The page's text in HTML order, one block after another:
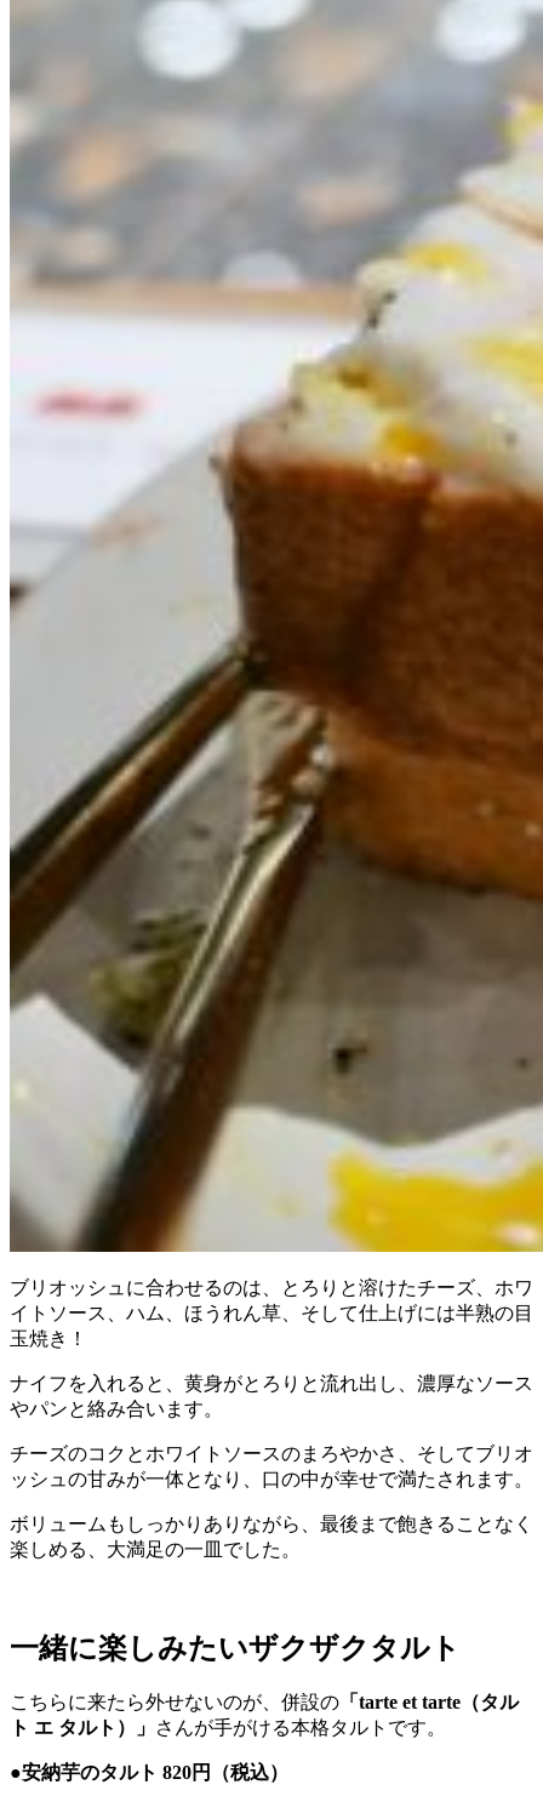
ブリオッシュに合わせるのは、とろりと溶けたチーズ、ホワ
イトソース、ハム、ほうれん草、そして仕上げには半熟の目
玉焼き！
ナイフを入れると、黄身がとろりと流れ出し、濃厚なソース
やパンと絡み合います。
チーズのコクとホワイトソースのまろやかさ、そしてブリオ
ッシュの甘みが一体となり、口の中が幸せで満たされます。
ボリュームもしっかりありながら、最後まで飽きることなく
楽しめる、大満足の一皿でした。
一緒に楽しみたいザクザクタルト
こちらに来たら外せないのが、併設の 「tarte et tarte（タル
ト エ タルト）」 さんが手がける本格タルトです。
●安納芋のタルト 820円（税込）